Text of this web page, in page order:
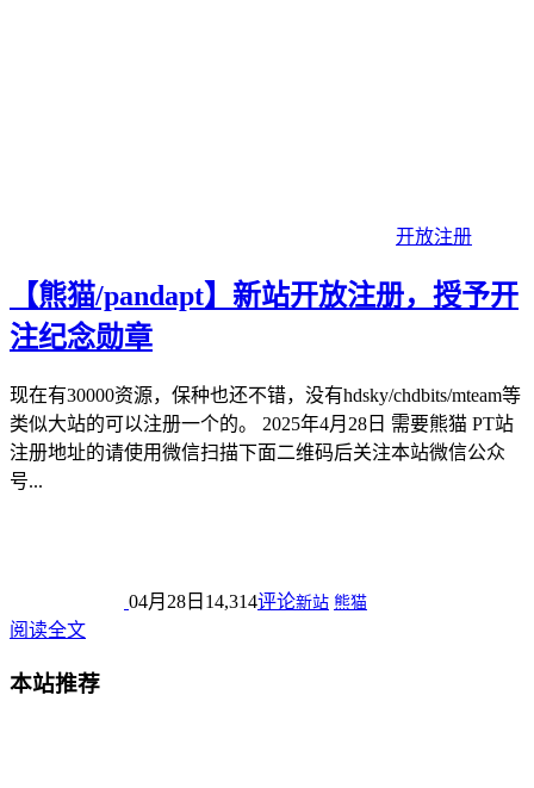
开放注册
【熊猫/pandapt】新站开放注册，授予开
注纪念勋章
现在有30000资源，保种也还不错，没有hdsky/chdbits/mteam等
类似大站的可以注册一个的。 2025年4月28日 需要熊猫 PT站
注册地址的请使用微信扫描下面二维码后关注本站微信公众
号...
04月28日 14,314评论新站 熊猫
阅读全文
本站推荐